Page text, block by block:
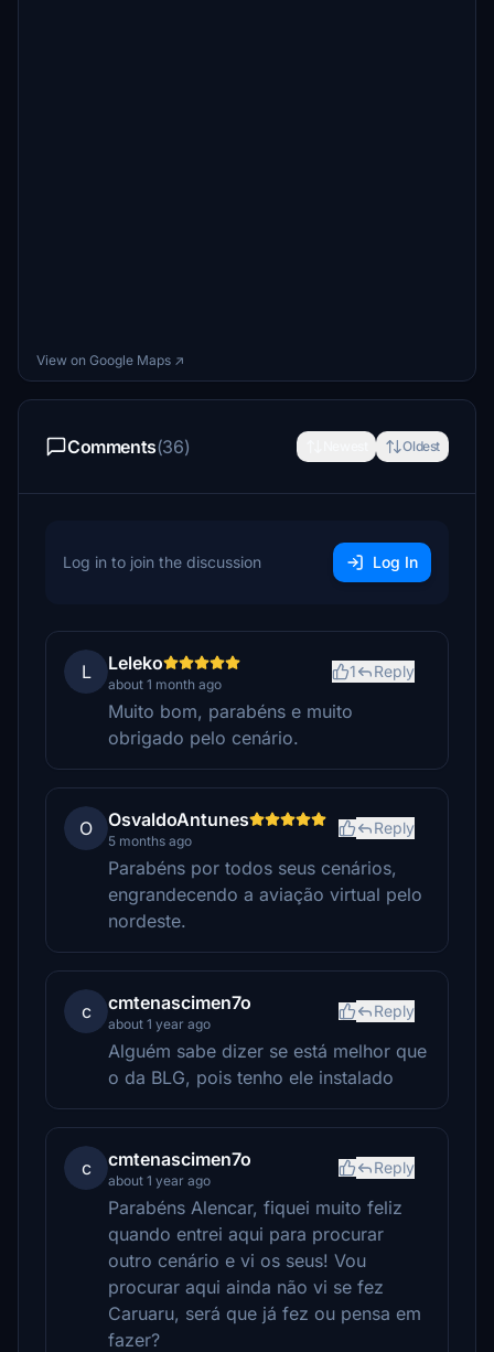
View on Google Maps ↗
Comments(36) Oldest
Log in to join the discussion Log In
L Leleko
about 1 month ago
1 Reply
Muito bom, parabéns e muito
obrigado pelo cenário.
O OsvaldoAntunes
5 months ago
Reply
Parabéns por todos seus cenários,
engrandecendo a aviação virtual pelo
nordeste.
c cmtenascimen7o
about 1 year ago
Reply
Alguém sabe dizer se está melhor que
o da BLG, pois tenho ele instalado
c cmtenascimen7o
about 1 year ago
Reply
Parabéns Alencar, fiquei muito feliz
quando entrei aqui para procurar
outro cenário e vi os seus! Vou
procurar aqui ainda não vi se fez
Caruaru, será que já fez ou pensa em
fazer?